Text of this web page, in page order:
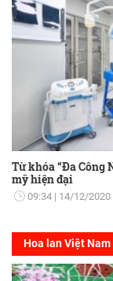
Từ khóa “Đa Công
mỹ hiện đại
09:34 14/12/2020
Hoa lan Việt Nam